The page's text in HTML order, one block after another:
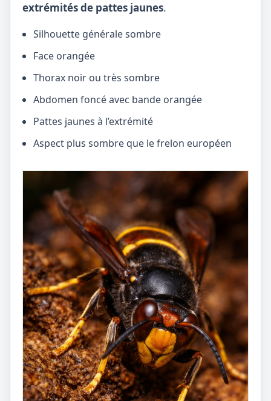
extrémités de pattes jaunes.
Silhouette générale sombre
Face orangée
Thorax noir ou très sombre
Abdomen foncé avec bande orangée
Pattes jaunes à l’extrémité
Aspect plus sombre que le frelon européen